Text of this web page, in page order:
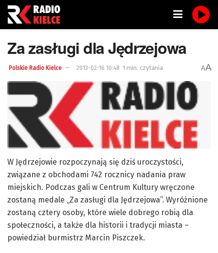
Za zasługi dla Jędrzejowa
Polskie Radio Kielce 2013-02-16 10:48 1 min. czytania AA
W Jędrzejowie rozpoczynają się dziś uroczystości,
związane z obchodami 742 rocznicy nadania praw
miejskich. Podczas gali w Centrum Kultury wręczone
zostaną medale „Za zasługi dla Jędrzejowa”. Wyróżnione
zostaną cztery osoby, które wiele dobrego robią dla
społeczności, a także dla historii i tradycji miasta –
powiedział burmistrz Marcin Piszczek.